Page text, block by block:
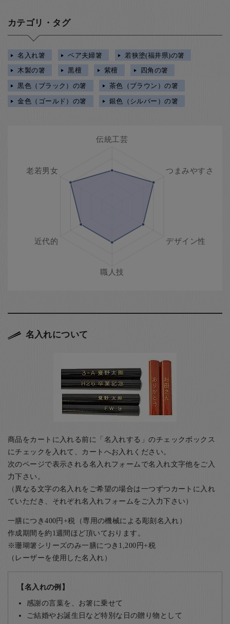
カテゴリ・タグ
名入れ箸 ペア夫婦箸
若狭塗(福井県)の箸
木製の箸
黒檀 紫檀
四角の箸
黒色（ブラック）の箸
茶色（ブラウン）の箸
金色（ゴールド）の箸
銀色（シルバー）の箸
名入れについて
商品をカートに入れる前に「名入れする」のチェックボックス
にチェックを入れて、カートへお入れください。
次のページで表示される名入れフォームで名入れ文字他をご入
力下さい。
（異なる文字の名入れをご希望の場合は一つずつカートに入れ
ていただき、それぞれ名入れフォームをご入力下さい）
一膳につき400円+税（専用の機械による彫刻名入れ）
作成期間を約1週間ほど頂いております。
※珊瑚箸シリーズのみ一膳につき1,200円+税
（レーザーを使用した名入れ）
【名入れの例】
感謝の言葉を、お箸に乗せて
ご結婚やお誕生日など特別な日の贈り物として